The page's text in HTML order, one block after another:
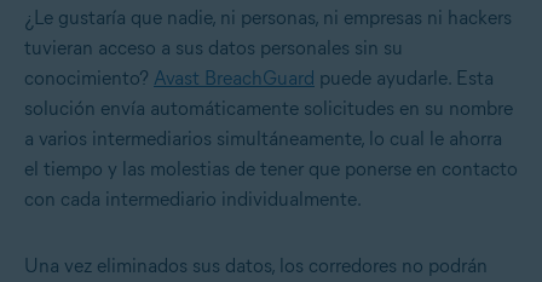
¿Le gustaría que nadie, ni personas, ni empresas ni hackers
tuvieran acceso a sus datos personales sin su
conocimiento? Avast BreachGuard puede ayudarle. Esta
solución envía automáticamente solicitudes en su nombre
a varios intermediarios simultáneamente, lo cual le ahorra
el tiempo y las molestias de tener que ponerse en contacto
con cada intermediario individualmente.
Una vez eliminados sus datos, los corredores no podrán